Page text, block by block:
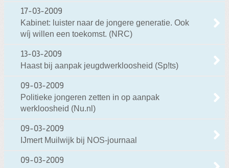
17-03-2009
Kabinet: luister naar de jongere generatie. Ook
wíj willen een toekomst. (NRC)
13-03-2009
Haast bij aanpak jeugdwerkloosheid (Sp!ts)
09-03-2009
Politieke jongeren zetten in op aanpak
werkloosheid (Nu.nl)
09-03-2009
IJmert Muilwijk bij NOS-journaal
09-03-2009